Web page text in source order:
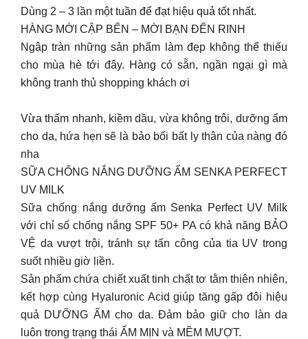
Dùng 2 – 3 lần một tuần để đạt hiệu quả tốt nhất.
HÀNG MỚI CẬP BẾN – MỜI BẠN ĐẾN RINH
Ngập tràn những sản phẩm làm đẹp không thể thiếu
cho mùa hè tới đây. Hàng có sẵn, ngần ngại gì mà
không tranh thủ shopping khách ơi
Vừa thấm nhanh, kiềm dầu, vừa không trôi, dưỡng ẩm
cho da, hứa hẹn sẽ là bảo bối bất ly thân của nàng đó
nha
SỮA CHỐNG NẮNG DƯỠNG ẨM SENKA PERFECT
UV MILK
Sữa chống nắng dưỡng ẩm Senka Perfect UV Milk
với chỉ số chống nắng SPF 50+ PA có khả năng BẢO
VỆ da vượt trội, tránh sự tấn công của tia UV trong
suốt nhiều giờ liền.
Sản phẩm chứa chiết xuất tinh chất tơ tằm thiên nhiên,
kết hợp cùng Hyaluronic Acid giúp tăng gấp đôi hiệu
quả DƯỠNG ẨM cho da. Đảm bảo giữ cho làn da
luôn trong trạng thái ẨM MỊN và MỀM MƯỢT.